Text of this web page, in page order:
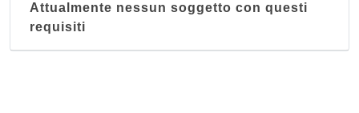
Attualmente nessun soggetto con questi
requisiti